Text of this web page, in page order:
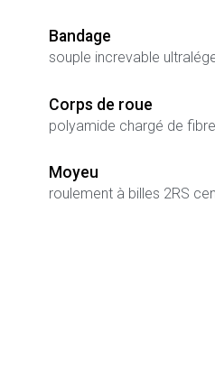
Bandage
souple increvable
Corps de roue
polyamide chargé de
Moyeu
roulement à billes 2RS